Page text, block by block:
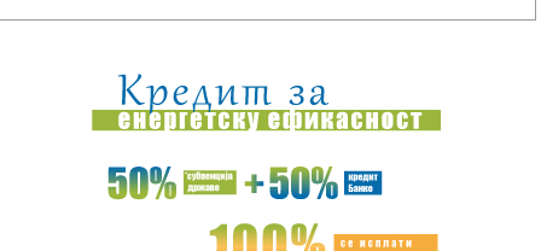
10:47:Detonacija na Malom Kalemegdanu: Crvena zvezda
ozvaničila najve...
10:47:Šek pecnuo Lebrona: "Na žurci je, ali nije na bini"
Насукала се једрилица на Наксосу, ...